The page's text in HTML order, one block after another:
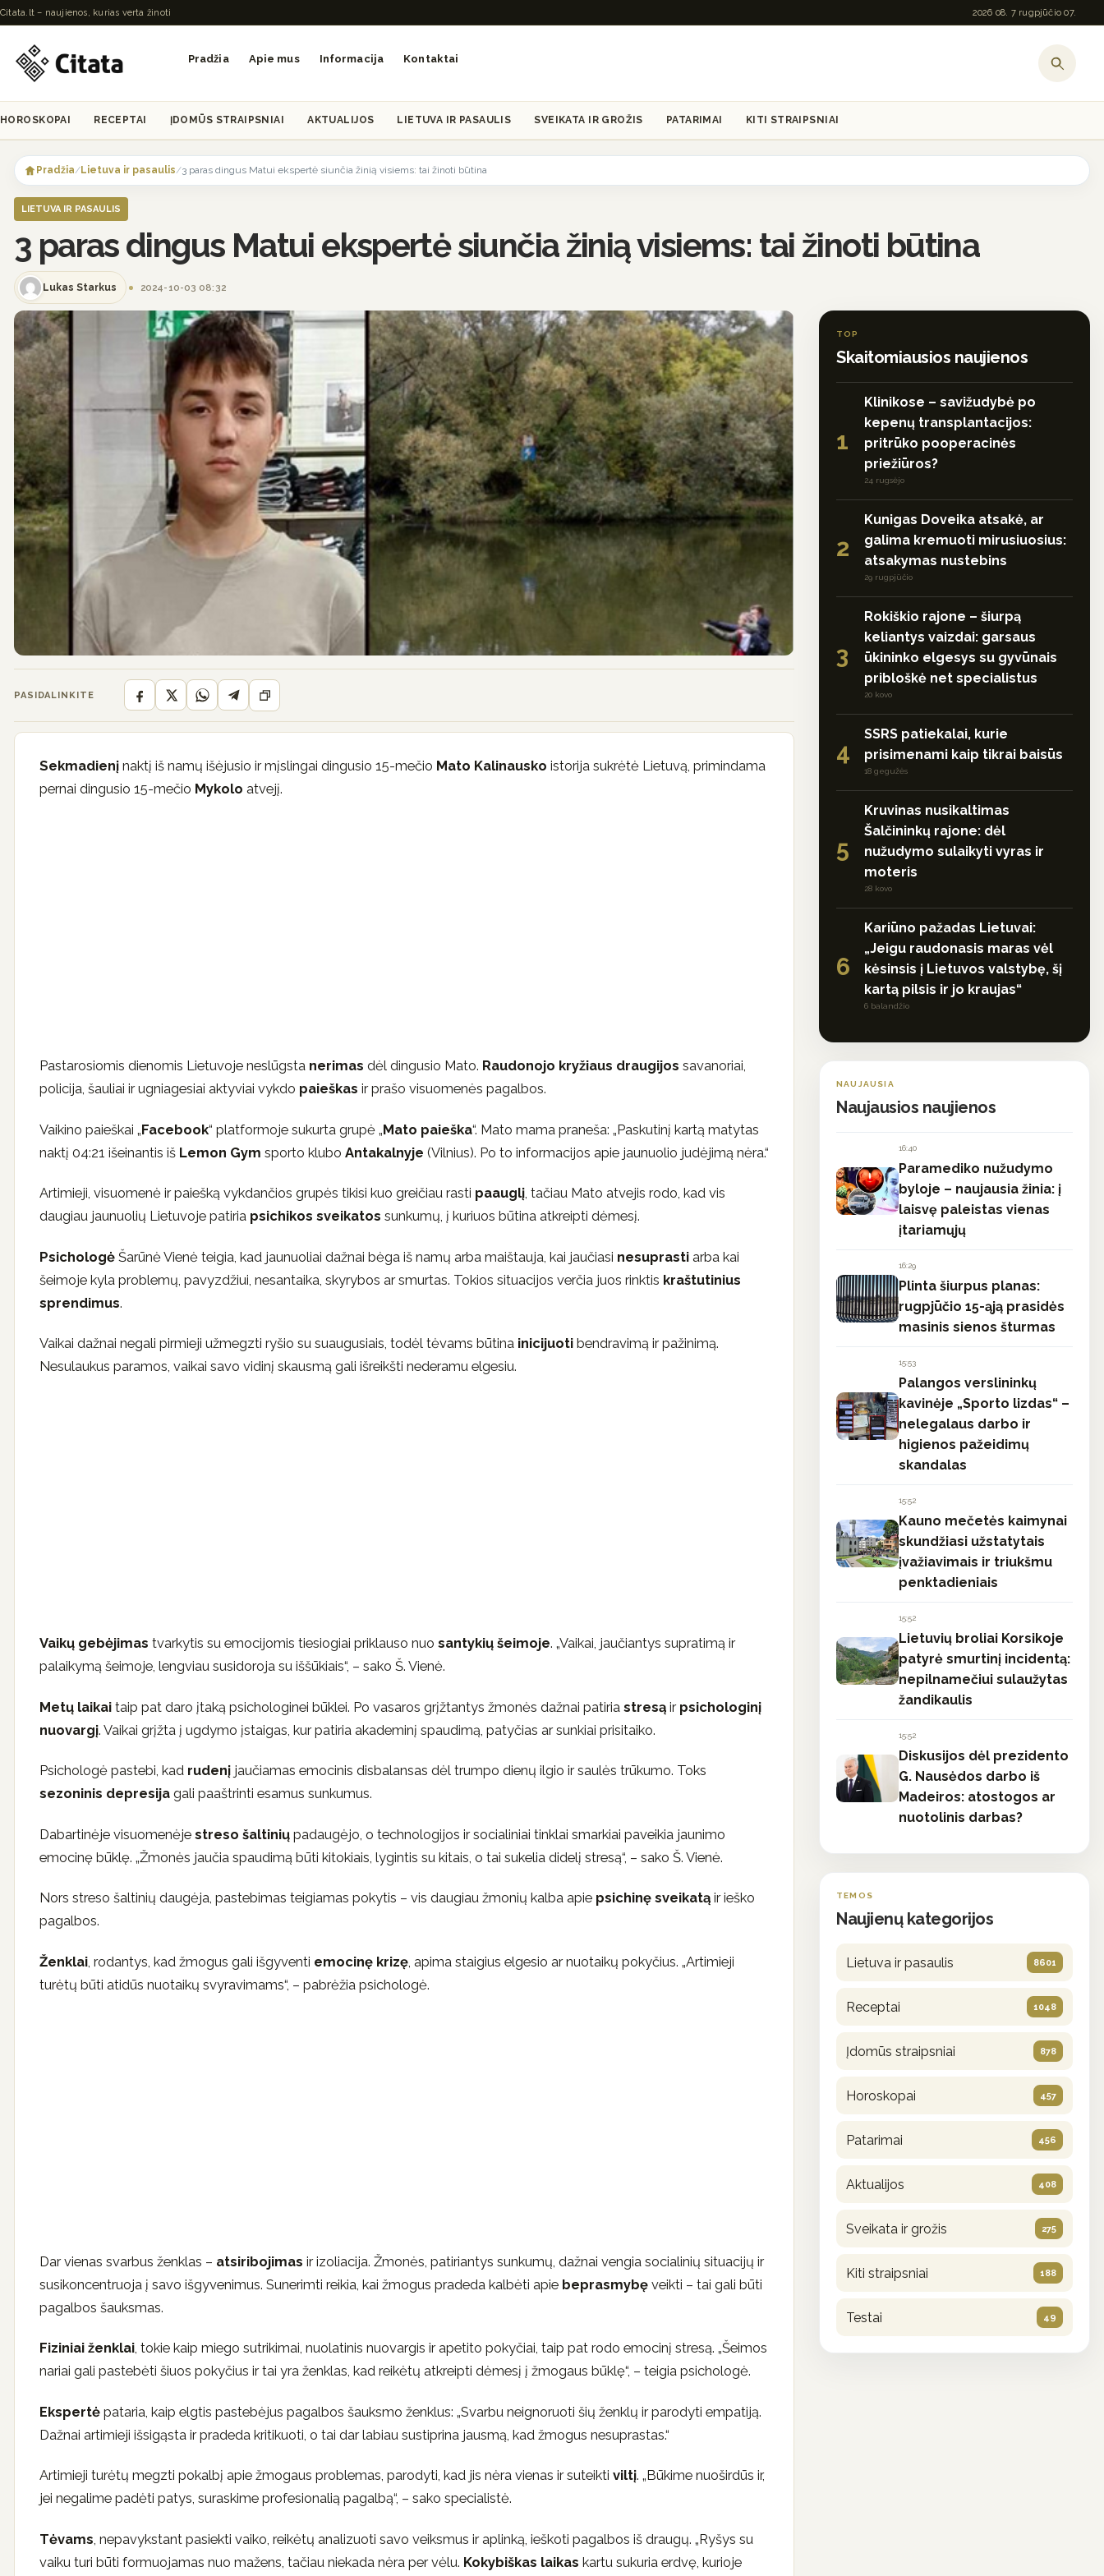
Citata.lt – naujienos, kurias verta žinoti 2026 08. 7 rugpjūčio 07.
Pradžia Apie mus Informacija Kontaktai
HOROSKOPAI RECEPTAI ĮDOMŪS STRAIPSNIAI AKTUALIJOS LIETUVA IR PASAULIS SVEIKATA IR GROŽIS PATARIMAI KITI STRAIPSNIAI
Pradžia/Lietuva ir pasaulis/3 paras dingus Matui ekspertė siunčia žinią visiems: tai žinoti būtina
LIETUVA IR PASAULIS
3 paras dingus Matui ekspertė siunčia žinią visiems: tai žinoti būtina
Lukas Starkus 2024-10-03 08:32
PASIDALINKITE
Sekmadienį naktį iš namų išėjusio ir mįslingai dingusio 15-mečio Mato Kalinausko istorija sukrėtė Lietuvą, primindama
pernai dingusio 15-mečio Mykolo atvejį.
Pastarosiomis dienomis Lietuvoje neslūgsta nerimas dėl dingusio Mato. Raudonojo kryžiaus draugijos savanoriai,
policija, šauliai ir ugniagesiai aktyviai vykdo paieškas ir prašo visuomenės pagalbos.
Vaikino paieškai „Facebook“ platformoje sukurta grupė „Mato paieška“. Mato mama praneša: „Paskutinį kartą matytas
naktį 04:21 išeinantis iš Lemon Gym sporto klubo Antakalnyje (Vilnius). Po to informacijos apie jaunuolio judėjimą nėra.“
Artimieji, visuomenė ir paiešką vykdančios grupės tikisi kuo greičiau rasti paauglį, tačiau Mato atvejis rodo, kad vis
daugiau jaunuolių Lietuvoje patiria psichikos sveikatos sunkumų, į kuriuos būtina atkreipti dėmesį.
Psichologė Šarūnė Vienė teigia, kad jaunuoliai dažnai bėga iš namų arba maištauja, kai jaučiasi nesuprasti arba kai
šeimoje kyla problemų, pavyzdžiui, nesantaika, skyrybos ar smurtas. Tokios situacijos verčia juos rinktis kraštutinius
sprendimus.
Vaikai dažnai negali pirmieji užmegzti ryšio su suaugusiais, todėl tėvams būtina inicijuoti bendravimą ir pažinimą.
Nesulaukus paramos, vaikai savo vidinį skausmą gali išreikšti nederamu elgesiu.
Vaikų gebėjimas tvarkytis su emocijomis tiesiogiai priklauso nuo santykių šeimoje. „Vaikai, jaučiantys supratimą ir
palaikymą šeimoje, lengviau susidoroja su iššūkiais“, – sako Š. Vienė.
Metų laikai taip pat daro įtaką psichologinei būklei. Po vasaros grįžtantys žmonės dažnai patiria stresą ir psichologinį
nuovargį. Vaikai grįžta į ugdymo įstaigas, kur patiria akademinį spaudimą, patyčias ar sunkiai prisitaiko.
Psichologė pastebi, kad rudenį jaučiamas emocinis disbalansas dėl trumpo dienų ilgio ir saulės trūkumo. Toks
sezoninis depresija gali paaštrinti esamus sunkumus.
Dabartinėje visuomenėje streso šaltinių padaugėjo, o technologijos ir socialiniai tinklai smarkiai paveikia jaunimo
emocinę būklę. „Žmonės jaučia spaudimą būti kitokiais, lygintis su kitais, o tai sukelia didelį stresą“, – sako Š. Vienė.
Nors streso šaltinių daugėja, pastebimas teigiamas pokytis – vis daugiau žmonių kalba apie psichinę sveikatą ir ieško
pagalbos.
Ženklai , rodantys, kad žmogus gali išgyventi emocinę krizę , apima staigius elgesio ar nuotaikų pokyčius. „Artimieji
turėtų būti atidūs nuotaikų svyravimams“, – pabrėžia psichologė.
Dar vienas svarbus ženklas – atsiribojimas ir izoliacija. Žmonės, patiriantys sunkumų, dažnai vengia socialinių situacijų ir
susikoncentruoja į savo išgyvenimus. Sunerimti reikia, kai žmogus pradeda kalbėti apie beprasmybę veikti – tai gali būti
pagalbos šauksmas.
Fiziniai ženklai, tokie kaip miego sutrikimai, nuolatinis nuovargis ir apetito pokyčiai, taip pat rodo emocinį stresą. „Šeimos
nariai gali pastebėti šiuos pokyčius ir tai yra ženklas, kad reikėtų atkreipti dėmesį į žmogaus būklę“, – teigia psichologė.
Ekspertė pataria, kaip elgtis pastebėjus pagalbos šauksmo ženklus: „Svarbu neignoruoti šių ženklų ir parodyti empatiją.
Dažnai artimieji išsigąsta ir pradeda kritikuoti, o tai dar labiau sustiprina jausmą, kad žmogus nesuprastas.“
Artimieji turėtų megzti pokalbį apie žmogaus problemas, parodyti, kad jis nėra vienas ir suteikti viltį. „Būkime nuoširdūs ir,
jei negalime padėti patys, suraskime profesionalią pagalbą“, – sako specialistė.
Tėvams , nepavykstant pasiekti vaiko, reikėtų analizuoti savo veiksmus ir aplinką, ieškoti pagalbos iš draugų. „Ryšys su
vaiku turi būti formuojamas nuo mažens, tačiau niekada nėra per vėlu. Kokybiškas laikas kartu sukuria erdvę, kurioje
TOP
Skaitomiausios naujienos
1
Klinikose – savižudybė po
kepenų transplantacijos:
pritrūko pooperacinės
priežiūros?
24 rugsėjo
2
Kunigas Doveika atsakė, ar
galima kremuoti mirusiuosius:
atsakymas nustebins
29 rugpjūčio
3
Rokiškio rajone – šiurpą
keliantys vaizdai: garsaus
ūkininko elgesys su gyvūnais
pribloškė net specialistus
20 kovo
4
SSRS patiekalai, kurie
prisimenami kaip tikrai baisūs
18 gegužės
5
Kruvinas nusikaltimas
Šalčininkų rajone: dėl
nužudymo sulaikyti vyras ir
moteris
28 kovo
6
Kariūno pažadas Lietuvai:
„Jeigu raudonasis maras vėl
kėsinsis į Lietuvos valstybę, šį
kartą pilsis ir jo kraujas“
6 balandžio
NAUJAUSIA
Naujausios naujienos
16:40
Paramediko nužudymo
byloje – naujausia žinia: į
laisvę paleistas vienas
įtariamųjų
16:29
Plinta šiurpus planas:
rugpjūčio 15-ąją prasidės
masinis sienos šturmas
15:53
Palangos verslininkų
kavinėje „Sporto lizdas“ –
nelegalaus darbo ir
higienos pažeidimų
skandalas
15:52
Kauno mečetės kaimynai
skundžiasi užstatytais
įvažiavimais ir triukšmu
penktadieniais
15:52
Lietuvių broliai Korsikoje
patyrė smurtinį incidentą:
nepilnamečiui sulaužytas
žandikaulis
15:52
Diskusijos dėl prezidento
G. Nausėdos darbo iš
Madeiros: atostogos ar
nuotolinis darbas?
TEMOS
Naujienų kategorijos
Lietuva ir pasaulis 8601
Receptai 1048
Įdomūs straipsniai 878
Horoskopai 457
Patarimai 456
Aktualijos 408
Sveikata ir grožis 275
Kiti straipsniai 188
Testai 49